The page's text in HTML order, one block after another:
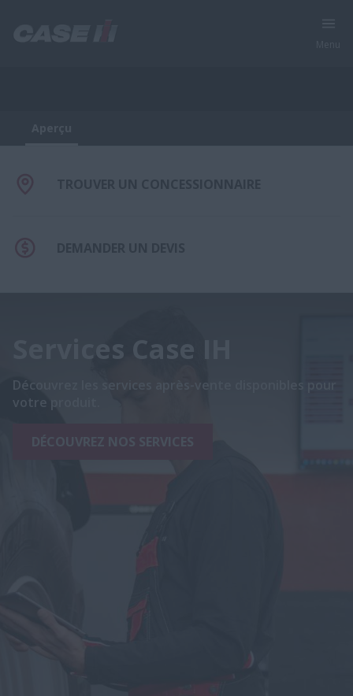
Services Case IH
Découvrez les services après-vente disponibles pour
votre produit.